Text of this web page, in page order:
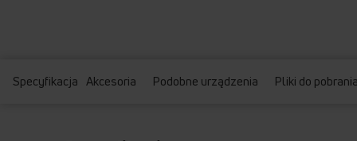
Specyfikacja Akcesoria Podobne urządzenia Pliki do pobrania